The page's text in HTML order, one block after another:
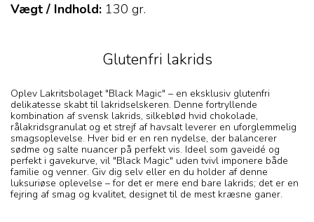
Vægt / Indhold: 130 gr.
Glutenfri lakrids
Oplev Lakritsbolaget "Black Magic" – en eksklusiv glutenfri
delikatesse skabt til lakridselskeren. Denne fortryllende
kombination af svensk lakrids, silkeblød hvid chokolade,
rålakridsgranulat og et strejf af havsalt leverer en uforglemmelig
smagsoplevelse. Hver bid er en ren nydelse, der balancerer
sødme og salte nuancer på perfekt vis. Ideel som gaveidé og
perfekt i gavekurve, vil "Black Magic" uden tvivl imponere både
familie og venner. Giv dig selv eller en du holder af denne
luksuriøse oplevelse – for det er mere end bare lakrids; det er en
fejring af smag og kvalitet, designet til de mest kræsne ganer.